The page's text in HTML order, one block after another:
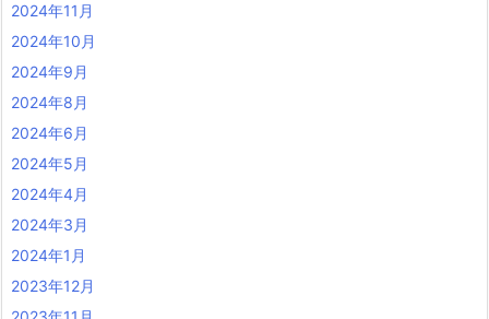
2024年11月
2024年10月
2024年9月
2024年8月
2024年6月
2024年5月
2024年4月
2024年3月
2024年1月
2023年12月